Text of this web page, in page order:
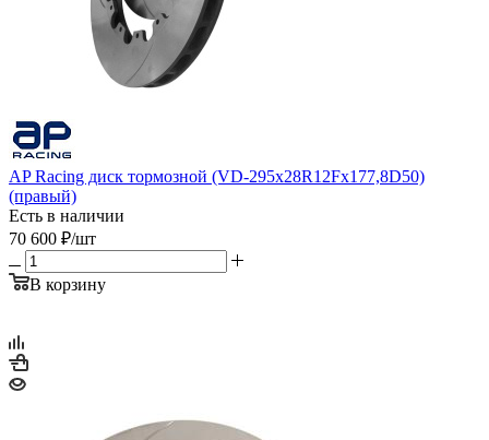
AP Racing диск тормозной (VD-295x28R12Fx177,8D50)
(правый)
Есть в наличии
70 600 ₽/шт
В корзину